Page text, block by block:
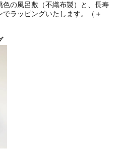
の風呂敷（不織布製）と、長寿
ラッピングいたします。（＋